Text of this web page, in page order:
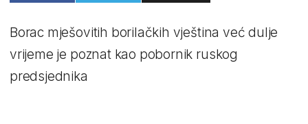
Borac mješovitih borilačkih vještina već dulje
vrijeme je poznat kao pobornik ruskog
predsjednika